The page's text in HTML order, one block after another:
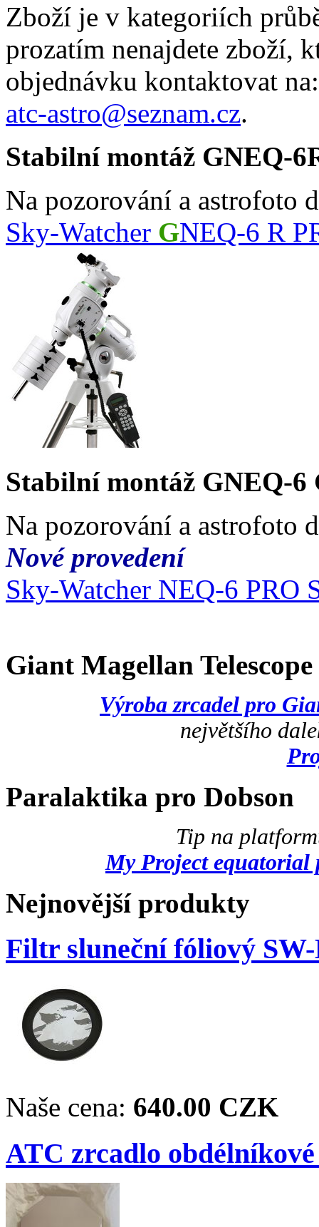
Zboží je v kategoriích
prozatím nenajdete zboží,
objednávku kontaktovat na:
atc-astro@seznam.cz.
Stabilní montáž GNEQ-
Na pozorování a astrofoto
Sky-Watcher GNEQ-6 R
Stabilní montáž GNEQ-6
Na pozorování a astrofoto
Nové provedení
Sky-Watcher NEQ-6 PRO
Giant Magellan
Výroba zrcadel pro
největšího
Paralaktika pro Dobson
Tip na
My Project equatorial
Nejnovější produkty
Filtr sluneční fóliový SW-
Naše cena: 640.00 CZK
ATC zrcadlo